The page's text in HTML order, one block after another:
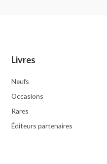
Livres
Neufs
Occasions
Rares
Éditeurs partenaires